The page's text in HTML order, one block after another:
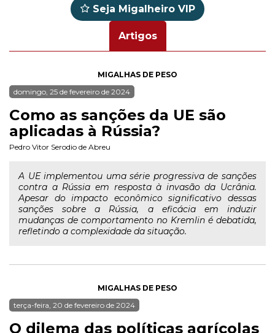
Seja Migalheiro VIP
Artigos
MIGALHAS DE PESO
domingo, 25 de fevereiro de 2024
Como as sanções da UE são
aplicadas à Rússia?
Pedro Vitor Serodio de Abreu
A UE implementou uma série progressiva de sanções
contra a Rússia em resposta à invasão da Ucrânia.
Apesar do impacto econômico significativo dessas
sanções sobre a Rússia, a eficácia em induzir
mudanças de comportamento no Kremlin é debatida,
refletindo a complexidade da situação.
MIGALHAS DE PESO
terça-feira, 20 de fevereiro de 2024
O dilema das políticas agrícolas